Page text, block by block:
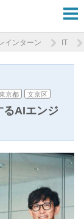
インターン IT
京都 文京区
るAIエンジ